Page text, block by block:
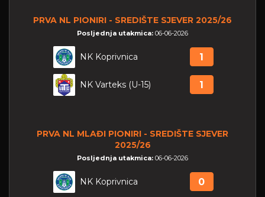
PRVA NL PIONIRI - SREDIŠTE SJEVER 2025/26
Posljednja utakmica: 06-06-2026
NK Koprivnica 1
NK Varteks (U-15) 1
PRVA NL MLAĐI PIONIRI - SREDIŠTE SJEVER
2025/26
Posljednja utakmica: 06-06-2026
NK Koprivnica 0